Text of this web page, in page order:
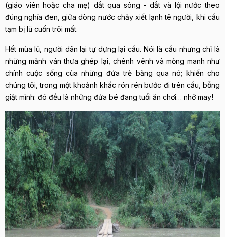
(giáo viên hoặc cha mẹ) dắt qua sông - dắt và lội nước theo
đúng nghĩa đen, giữa dòng nước chảy xiết lạnh tê người, khi cầu
tạm bị lũ cuốn trôi mất.
Hết mùa lũ, người dân lại tự dựng lại cầu. Nói là cầu nhưng chỉ là
những mảnh ván thưa ghép lại, chênh vênh và mỏng manh như
chính cuộc sống của những đứa trẻ băng qua nó; khiến cho
chúng tôi, trong một khoảnh khắc rón rén bước đi trên cầu, bỗng
giật mình: đó đều là những đứa bé đang tuổi ăn chơi… nhỡ may!